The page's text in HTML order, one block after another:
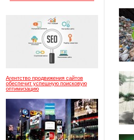
Агентство продвижения сайтов
обеспечит успешную поисковую
оптимизацию